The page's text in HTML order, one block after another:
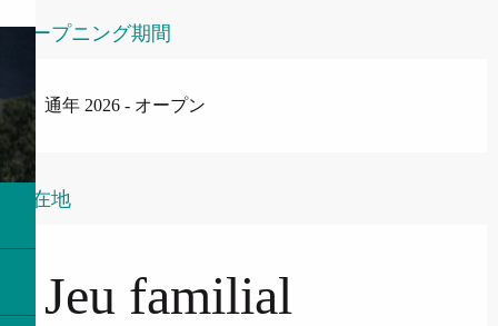
オープニング期間
通年 2026 - オープン
所在地
Jeu familial